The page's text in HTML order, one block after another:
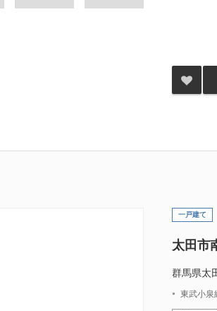
一戸建て
太田市
群馬県太
東武小泉